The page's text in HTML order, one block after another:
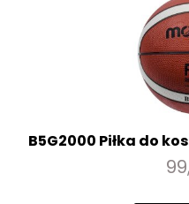
B5G2000 Piłka do